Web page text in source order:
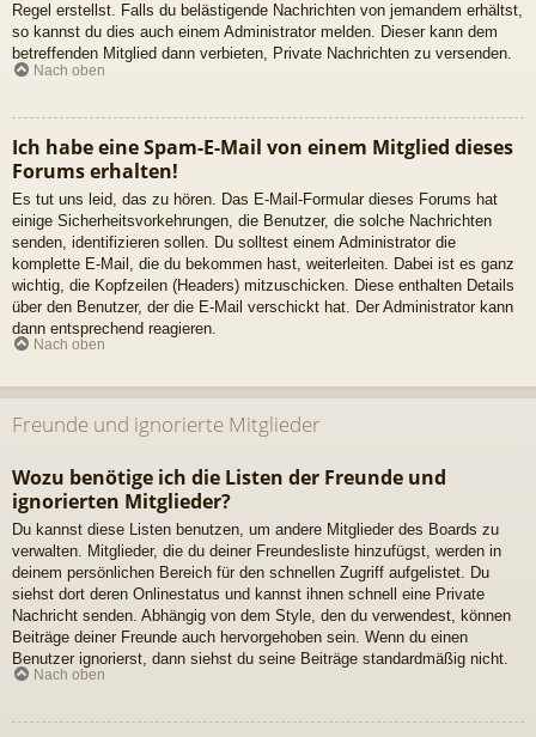
Regel erstellst. Falls du belästigende Nachrichten von jemandem erhältst,
so kannst du dies auch einem Administrator melden. Dieser kann dem
betreffenden Mitglied dann verbieten, Private Nachrichten zu versenden.
Nach oben
Ich habe eine Spam-E-Mail von einem Mitglied dieses
Forums erhalten!
Es tut uns leid, das zu hören. Das E-Mail-Formular dieses Forums hat
einige Sicherheitsvorkehrungen, die Benutzer, die solche Nachrichten
senden, identifizieren sollen. Du solltest einem Administrator die
komplette E-Mail, die du bekommen hast, weiterleiten. Dabei ist es ganz
wichtig, die Kopfzeilen (Headers) mitzuschicken. Diese enthalten Details
über den Benutzer, der die E-Mail verschickt hat. Der Administrator kann
dann entsprechend reagieren.
Nach oben
Freunde und ignorierte Mitglieder
Wozu benötige ich die Listen der Freunde und
ignorierten Mitglieder?
Du kannst diese Listen benutzen, um andere Mitglieder des Boards zu
verwalten. Mitglieder, die du deiner Freundesliste hinzufügst, werden in
deinem persönlichen Bereich für den schnellen Zugriff aufgelistet. Du
siehst dort deren Onlinestatus und kannst ihnen schnell eine Private
Nachricht senden. Abhängig von dem Style, den du verwendest, können
Beiträge deiner Freunde auch hervorgehoben sein. Wenn du einen
Benutzer ignorierst, dann siehst du seine Beiträge standardmäßig nicht.
Nach oben